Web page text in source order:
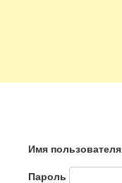
Имя пользователя
Пароль